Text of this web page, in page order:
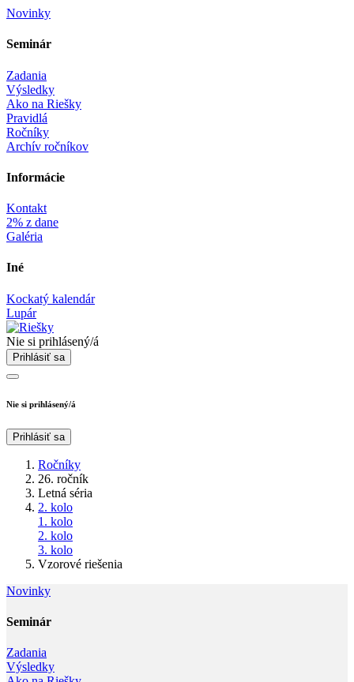
Novinky
Seminár‎
Zadania
Výsledky
Ako na Riešky
Pravidlá
Ročníky
Archív ročníkov
Informácie‎
Kontakt
2% z dane
Galéria
Iné
Kockatý kalendár
Lupár
Nie si prihlásený/á
Prihlásiť sa
Nie si prihlásený/á
Prihlásiť sa
Ročníky
26. ročník
Letná séria
2. kolo
1. kolo
2. kolo
3. kolo
Vzorové riešenia
Novinky
Seminár‎
Zadania
Výsledky